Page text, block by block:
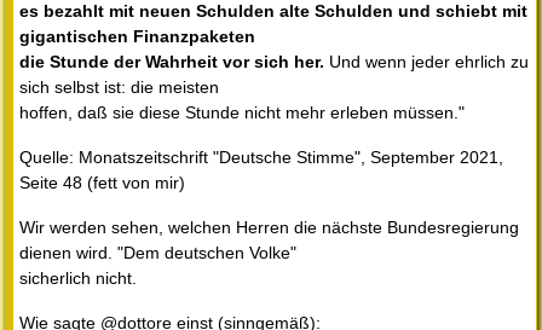
es bezahlt mit neuen Schulden alte Schulden und schiebt mit
gigantischen Finanzpaketen
die Stunde der Wahrheit vor sich her. Und wenn jeder ehrlich zu
sich selbst ist: die meisten
hoffen, daß sie diese Stunde nicht mehr erleben müssen."
Quelle: Monatszeitschrift "Deutsche Stimme", September 2021,
Seite 48 (fett von mir)
Wir werden sehen, welchen Herren die nächste Bundesregierung
dienen wird. "Dem deutschen Volke"
sicherlich nicht.
Wie sagte @dottore einst (sinngemäß):